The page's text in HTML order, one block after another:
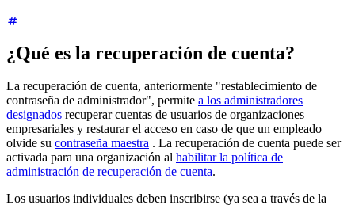
¿Qué es la recuperación de cuenta?
La recuperación de cuenta, anteriormente "restablecimiento de
contraseña de administrador", permite a los administradores
designados recuperar cuentas de usuarios de organizaciones
empresariales y restaurar el acceso en caso de que un empleado
olvide su contraseña maestra . La recuperación de cuenta puede ser
activada para una organización al habilitar la política de
administración de recuperación de cuenta.
Los usuarios individuales deben inscribirse (ya sea a través de la